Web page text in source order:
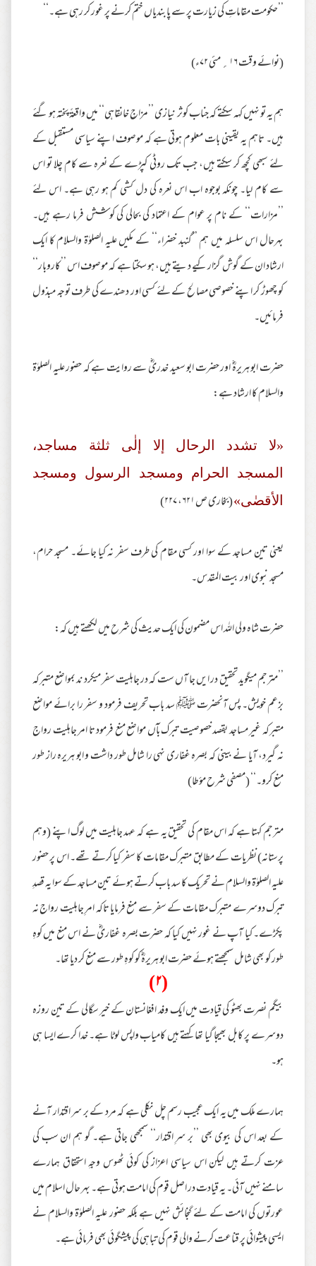
’’حکومت مقاماتِ کی زیارت پر سے پابندیاں ختم کرنے پر غور کر رہی ہے۔‘‘
(نوائے وقت ۱۶؍ مئی ۷۲ء)
ہم یہ تو نہیں کہہ سکتے کہ جناب کوثر نیازی ’’مزاجِ خانقاہی‘‘ میں واقعۃً پختہ ہو گئے
ہیں۔ تاہم یہ یقینی بات معلوم ہوتی ہے کہ موصوف اپنے سیاسی مستقبل کے
لئے سبھی کچھ کر سکتے ہیں، جب تک روٹی کپڑے کے نعرہ سے کام چلا تو اس
سے کام لیا۔ چونکہ بوجوہ اب اس نعرہ کی دل کشی کم ہو رہی ہے۔ اس لئے
’’مزارات‘‘ کے نام پر عوام کے اعتماد کی بحالی کی کوشش فرما رہے ہیں۔
بہرحال اس سلسلہ میں ہم ’’گنبد خضراء‘‘ کے مکیں علیہ الصلوٰۃ والسلام کا ایک
ارشاد ان کے گوش گزار کیے دیتے ہیں، ہو سکتا ہے کہ موصوف اس ’’کاروبار‘‘
کو چھوڑ کر اپنے خصوصی مصالح کے لئے کسی اور دھندے کی طرف توجہ مبذول
فرمائیں۔
حضرت ابو ہریرہؓ اور حضرت ابو سعید خدریؓ سے روایت ہے کہ حضور علیہ الصلوٰۃ
والسلام کا ارشاد ہے:
«لا تشدد الرحال إلا إلٰی ثلثة مساجد،
المسجد الحرام ومسجد الرسول ومسجد
الأقصٰی»(بخاری ص ۶۲۱، ۲۲۷)
یعنی تین مساجد کے سوا اور کسی مقام کی طرف سفر نہ کیا جائے۔ مسجد حرام،
مسجد نبوی اور بیت المقدس۔
حضرت شاہ ولی اللہ اس مضمون کی ایک حدیث کی شرح میں لکھتے ہیں کہ:
’’مترجم میگوید تحقیق در ایں جا آں ست کہ در جاہلیت سفر میکرد ند بمواضع متبرکہ
بزعم خویش۔ پس آنحضرت ﷺ سد باب تحریف فرمود و سفر را برائے مواضع
متبرکہ غیر مساجد بقصد خصوصیت تبرک بآں مواضع منع فرمود تا امر جاہلیت رواج
نہ گیرد، آیا نے بینی کہ بصرہ غفاری نہی را شامل طور داشت و ابو ہریرہ راز طور
منع کرو۔‘‘ (مصفی شرح مؤطا)
مترجم کہتا ہے کہ اس مقام کی تحقیق یہ ہے کہ عہد جاہلیت میں لوگ اپنے (وہم
پرستانہ) نظریات کے مطابق متبرک مقامات کا سفر کیا کرتے تھے۔ اس پر حضور
علیہ الصلوٰۃ والسلام نے تحریک کا سد باب کرتے ہوئے تین مساجد کے سوا یہ قصدِ
تبرک دوسرے متبرک مقامات کے سفر سے منع فرمایا تاکہ امرِ جاہلیت رواج نہ
پکڑے۔ کیا آپ نے غور نہیں کیا کہ حضرت بصرہ غفاریؓ نے اس منع میں کوہِ
طور کو بھی شامل سمجھتے ہوئے حضرت ابو ہریرہؓ کو کوہِ طور سے منع کر دیا تھا۔
(۲)
بیگم نصرت بھٹو کی قیادت میں ایک وفد افغانستان کے خیر سگالی کے تین روزہ
دوسرے پر کابل بھیجا گیا تھا کہتے ہیں کامیاب واپس لوٹا ہے۔ خدا کرے ایسا ہی
ہو۔
ہمارے ملک میں یہ ایک عجیب رسم چل نکلی ہے کہ مرد کے بر سر اقتدار آنے
کے بعد اس کی بیوی بھی ’’بر سرِ اقتدار‘‘ سمجھی جاتی ہے۔ گو ہم ان سب کی
عزت کرتے ہیں لیکن اس سیاسی اعزاز کی کوئی ٹھوس وجہِ استحقاق ہمارے
سامنے نہیں آئی۔ یہ قیادت در اصل قوم کی امامت ہوتی ہے۔ بہر حال اسلام میں
عورتوں کی امامت کے لئے گنجائش نہیں ہے بلکہ حضور علیہ الصلوٰۃ والسلام نے
ایسی پیشوائی پر قناعت کرنے والی قوم کی تباہی کی پیشگوئی بھی فرمائی ہے۔